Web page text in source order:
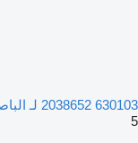
2038652 630103 لـ الباصات Scania K,N,F-series bus (2006-)
5